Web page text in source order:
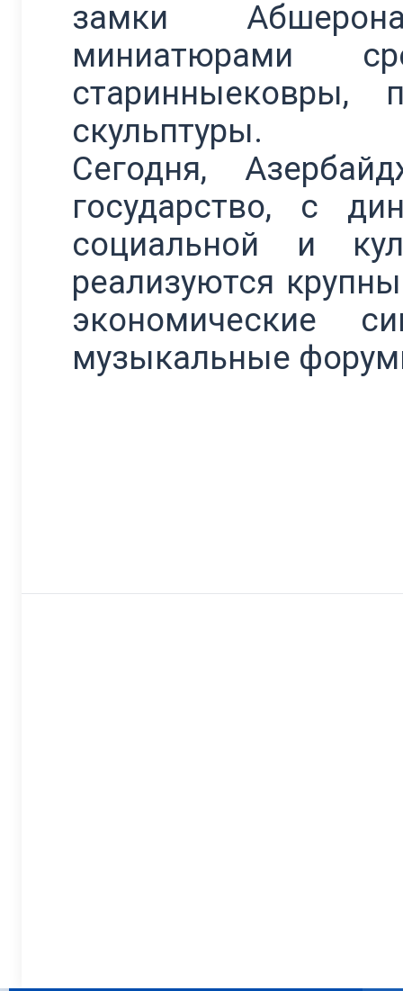
замки
миниатюрами
старинныековры,
скульптуры.
Сегодня,
государство, с
социальной и
реализуются
экономические
музыкальные